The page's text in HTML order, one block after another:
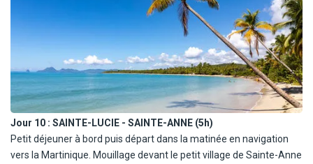
des Grenadines, plongez-vous dans des dégradés de vert à
Sainte-Lucie. Arrivée à la Soufrière, baignade au milieu de la
réserve naturelle sous-marine. Déjeuner, dîner et nuit à bord.
En option en début d'après-midi : excursion en taxi avec un guide
pour découvrir le fameux volcan de la Soufrière qui est toujours en
activité. Profitez des sources chaudes, des bains de boue naturelle
et des cascades au beau milieu de la forêt tropicale. Visite d'un
jardin botanique avec ses variétés de fleurs et de plantes
exotiques tout aussi surprenantes les unes que les autres. Environ
3h30.
Jour 10 : SAINTE-LUCIE - SAINTE-ANNE (5h)
Petit déjeuner à bord puis départ dans la matinée en navigation
vers la Martinique. Mouillage devant le petit village de Sainte-Anne